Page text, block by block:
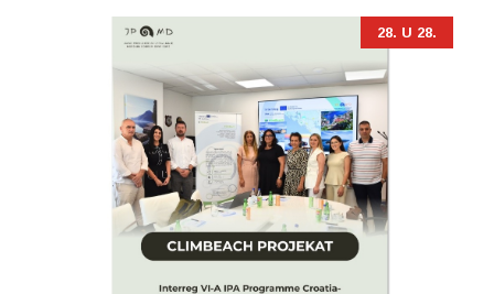
28. U 28.